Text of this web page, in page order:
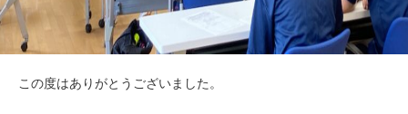
この度はありがとうございました。